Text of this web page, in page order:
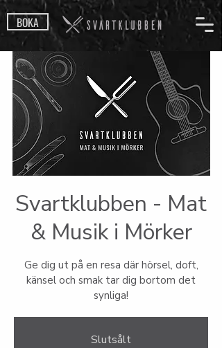
BOKA
Svartklubben - Mat
& Musik i Mörker
Ge dig ut på en resa där hörsel, doft,
känsel och smak tar dig bortom det
synliga!
Slutsålt